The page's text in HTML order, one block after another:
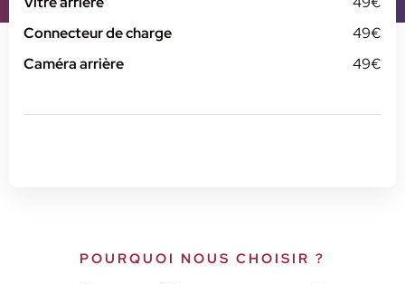
Connecteur de charge
49€
Caméra arrière
49€
POURQUOI NOUS CHOISIR ?